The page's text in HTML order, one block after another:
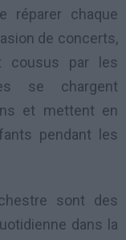
réparer chaque
de concerts,
cousus par les
se chargent
et mettent en
pendant les
sont des
dans la